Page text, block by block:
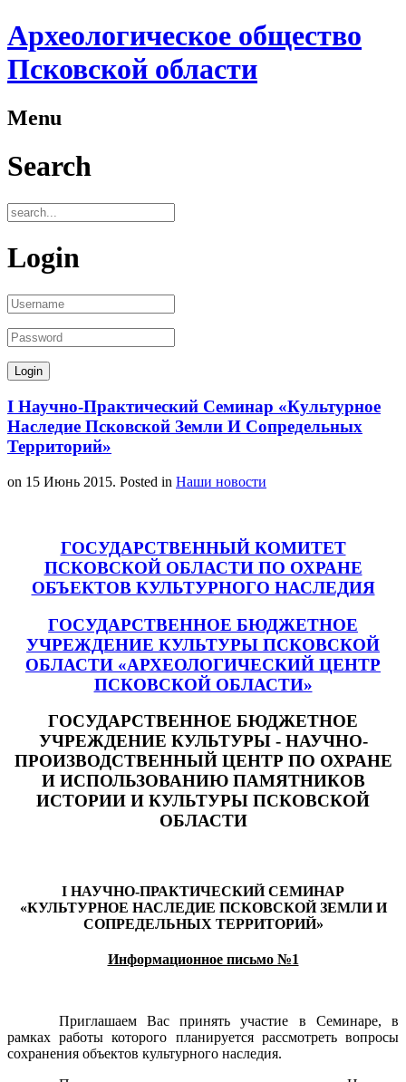
Археологическое общество
Псковской области
Menu
Search
Login
I Научно-Практический Семинар «Культурное
Наследие Псковской Земли И Сопредельных
Территорий»
on 15 Июнь 2015. Posted in Наши новости
ГОСУДАРСТВЕННЫЙ КОМИТЕТ
ПСКОВСКОЙ ОБЛАСТИ ПО ОХРАНЕ
ОБЪЕКТОВ КУЛЬТУРНОГО НАСЛЕДИЯ
ГОСУДАРСТВЕННОЕ БЮДЖЕТНОЕ
УЧРЕЖДЕНИЕ КУЛЬТУРЫ ПСКОВСКОЙ
ОБЛАСТИ «АРХЕОЛОГИЧЕСКИЙ ЦЕНТР
ПСКОВСКОЙ ОБЛАСТИ»
ГОСУДАРСТВЕННОЕ БЮДЖЕТНОЕ
УЧРЕЖДЕНИЕ КУЛЬТУРЫ - НАУЧНО-
ПРОИЗВОДСТВЕННЫЙ ЦЕНТР ПО ОХРАНЕ
И ИСПОЛЬЗОВАНИЮ ПАМЯТНИКОВ
ИСТОРИИ И КУЛЬТУРЫ ПСКОВСКОЙ
ОБЛАСТИ
I НАУЧНО-ПРАКТИЧЕСКИЙ СЕМИНАР
«КУЛЬТУРНОЕ НАСЛЕДИЕ ПСКОВСКОЙ ЗЕМЛИ И
СОПРЕДЕЛЬНЫХ ТЕРРИТОРИЙ»
Информационное письмо №1
Приглашаем Вас принять участие в Семинаре, в
рамках работы которого планируется рассмотреть вопросы
сохранения объектов культурного наследия.